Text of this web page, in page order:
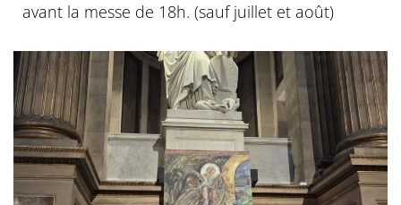
avant la messe de 18h. (sauf juillet et août)